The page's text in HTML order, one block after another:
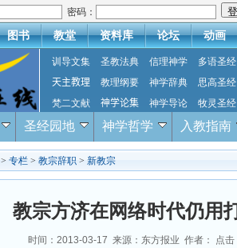
密码：
图书 教堂 资料库 论坛 动画
训导文集 圣教法典 信理神学
多语圣经
天主教理
教理纲要 神学辞典
思高圣经
梵二文献
神学论集 神学导论 牧灵圣经
圣经园地 神学哲学 入教指南
> 专栏 > 教宗辞职 > 新教宗
教宗方济在网络时代仍用
时间：2013-03-17 来源：东方报业 作者： 点击